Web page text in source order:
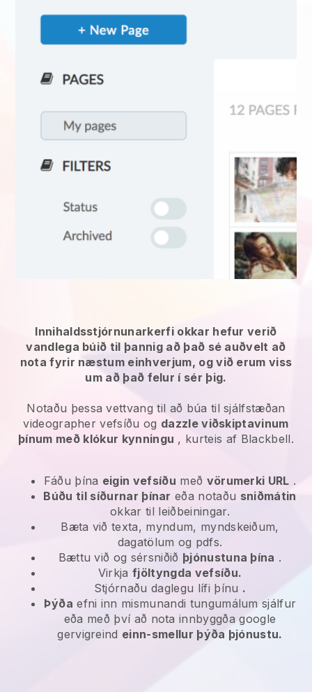
Innihaldsstjórnunarkerfi okkar hefur verið
vandlega búið til þannig að það sé auðvelt að
nota fyrir næstum einhverjum, og við erum viss
um að það felur í sér þig.
Notaðu þessa vettvang til að búa til sjálfstæðan
videographer vefsíðu og dazzle viðskiptavinum
þínum með klókur kynningu , kurteis af Blackbell.
Fáðu þína eigin vefsíðu með vörumerki URL .
Búðu til síðurnar þínar eða notaðu sniðmátin
okkar til leiðbeiningar.
Bæta við texta, myndum, myndskeiðum,
dagatölum og pdfs.
Bættu við og sérsniðið þjónustuna þína .
Virkjafjöltyngda vefsíðu.
Stjórnaðu daglegu lífi þínu .
Þýða efni inn mismunandi tungumálum sjálfur
eða með því að nota innbyggða google
gervigreind einn-smellur þýða þjónustu.